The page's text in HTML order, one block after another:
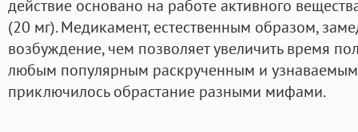
действие основано на работе активного
(20 мг). Медикамент, естественным образом,
возбуждение, чем позволяет увеличить время
любым популярным раскрученным и узнаваемым
приключилось обрастание разными мифами.